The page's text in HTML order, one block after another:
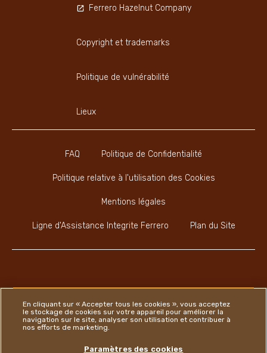
FAQ Politique de Confidentialité
Politique relative à l'utilisation des Cookies
Mentions légales
Ligne d'Assistance Integrite Ferrero Plan du Site
Ferrero Hazelnut Company
Copyright et trademarks
Politique de vulnérabilité
Lieux
Youtube Channel
Instagram
LinkedIn
En cliquant sur « Accepter tous les cookies », vous acceptez
le stockage de cookies sur votre appareil pour améliorer la
navigation sur le site, analyser son utilisation et contribuer à
nos efforts de marketing.
Paramètres des cookies